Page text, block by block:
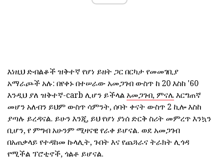
እነዚህ ድብልቆች ዝቅተኛ የሆነ ይዘት ጋር በርካታ የመመገቢያ
አማራጮች አሉ: በየቀኑ በተሠራው አመጋገብ ውስጥ ከ 20 እስከ '60
እንዲህ ያለ ዝቅተኛ-carb ሊሆን ይችላልአመጋገብ, ምናሌእርግጠኛ
መሆን አለብን ይህም ውስጥ ሳምንት, ሰባት ቀናት ውስጥ 2 ኪሎ እስከ
ያጣሉ ይረዳናል. ይሁን እንጂ, ይህ የሆነ ያነሰ ድርቅ ስሪት መምረጥ እንኳን
ቢሆን, የ ምግብ አሁንም ሚዛናዊ የራቀ ይሆናል. ወደ አመጋገብ
በአጠቃላይ የተዳከመ ኩላሊት, ጉበት እና የጨጓራና ትራክት ሊጎዳ
የሚችል ፕሮቲኖች, ጎልቶ ይሆናል.